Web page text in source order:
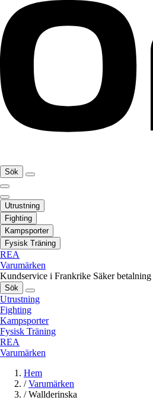
Sök
Utrustning
Fighting
Kampsporter
Fysisk Träning
REA
Varumärken
Kundservice i Frankrike Säker betalning
Sök
Utrustning
Fighting
Kampsporter
Fysisk Träning
REA
Varumärken
Hem
/ Varumärken
/ Wallderinska